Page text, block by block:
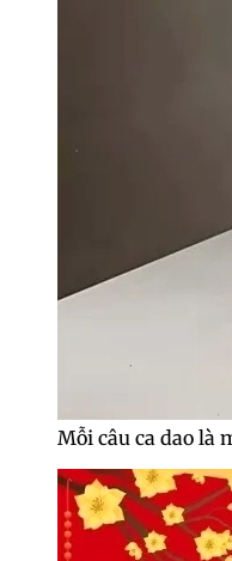
Mỗi câu ca dao là